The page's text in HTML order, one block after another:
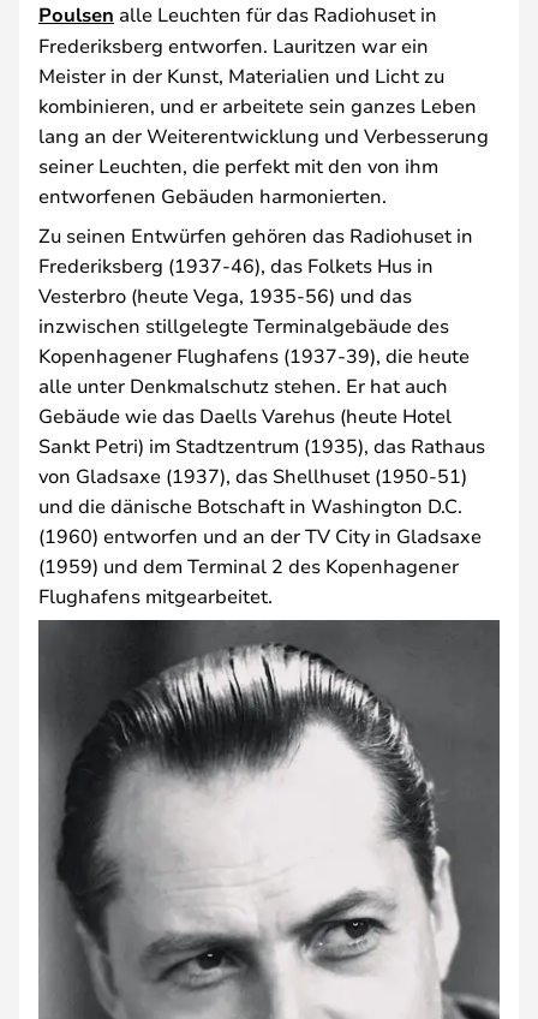
Poulsen alle Leuchten für das Radiohuset in
Frederiksberg entworfen. Lauritzen war ein
Meister in der Kunst, Materialien und Licht zu
kombinieren, und er arbeitete sein ganzes Leben
lang an der Weiterentwicklung und Verbesserung
seiner Leuchten, die perfekt mit den von ihm
entworfenen Gebäuden harmonierten.
Zu seinen Entwürfen gehören das Radiohuset in
Frederiksberg (1937-46), das Folkets Hus in
Vesterbro (heute Vega, 1935-56) und das
inzwischen stillgelegte Terminalgebäude des
Kopenhagener Flughafens (1937-39), die heute
alle unter Denkmalschutz stehen. Er hat auch
Gebäude wie das Daells Varehus (heute Hotel
Sankt Petri) im Stadtzentrum (1935), das Rathaus
von Gladsaxe (1937), das Shellhuset (1950-51)
und die dänische Botschaft in Washington D.C.
(1960) entworfen und an der TV City in Gladsaxe
(1959) und dem Terminal 2 des Kopenhagener
Flughafens mitgearbeitet.